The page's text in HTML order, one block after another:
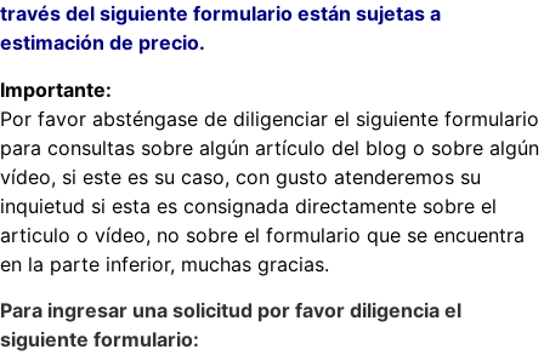
través del siguiente formulario están sujetas a
estimación de precio.
Importante:
Por favor absténgase de diligenciar el siguiente formulario
para consultas sobre algún artículo del blog o sobre algún
vídeo, si este es su caso, con gusto atenderemos su
inquietud si esta es consignada directamente sobre el
articulo o vídeo, no sobre el formulario que se encuentra
en la parte inferior, muchas gracias.
Para ingresar una solicitud por favor diligencia el
siguiente formulario: